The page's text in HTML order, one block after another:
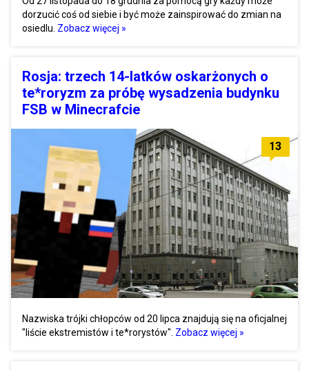
dorzucić coś od siebie i być może zainspirować do zmian na
osiedlu. Zobacz więcej »
Rosja: trzech 14-latków oskarżonych o
te*roryzm za próbę wysadzenia budynku
FSB w Minecrafcie
13
Nazwiska trójki chłopców od 20 lipca znajdują się na oficjalnej
"liście ekstremistów i te*rorystów". Zobacz więcej »